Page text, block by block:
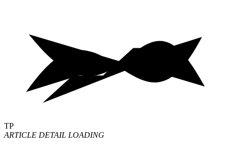
TP
ARTICLE DETAIL LOADING